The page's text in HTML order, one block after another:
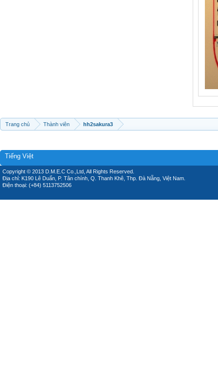
Trang chủ Thành viên hh2sakura3
Tiếng Việt
Copyright © 2013 D.M.E.C Co.,Ltd, All Rights Reserved.
Địa chỉ: K190 Lê Duẩn, P. Tân chính, Q. Thanh Khê, Thp. Đà Nẵng, Việt Nam.
Điện thoại: (+84) 5113752506